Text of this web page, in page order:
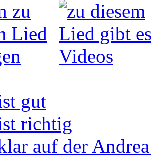
gut
richtig
auf der